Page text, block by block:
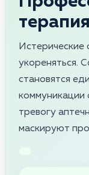
Истерические
укореняться.
становятся
коммуникации
тревогу
маскируют